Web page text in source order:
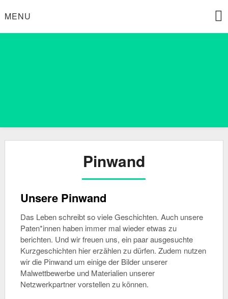
toMENU
Pinwand
Unsere Pinwand
Das Leben schreibt so viele Geschichten. Auch unsere
Paten*innen haben immer mal wieder etwas zu
berichten. Und wir freuen uns, ein paar ausgesuchte
Kurzgeschichten hier erzählen zu dürfen. Zudem nutzen
wir die Pinwand um einige der Bilder unserer
Malwettbewerbe und Materialien unserer
Netzwerkpartner vorstellen zu können.